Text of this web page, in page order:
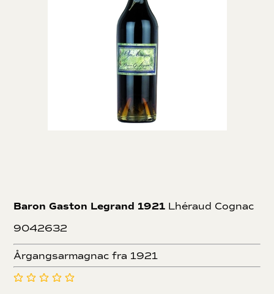
Baron Gaston Legrand 1921 Lhéraud Cognac
9042632
Årgangsarmagnac fra 1921